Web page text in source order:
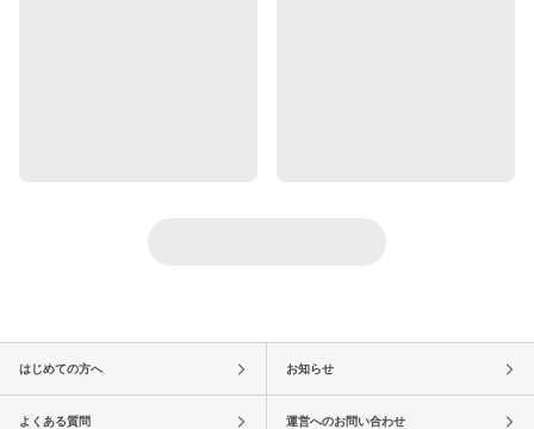
はじめての方へ お知らせ
よくある質問 運営へのお問い合わせ